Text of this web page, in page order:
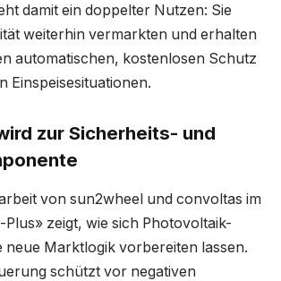
damit ein doppelter Nutzen: Sie
weiterhin vermarkten und erhalten
automatischen, kostenlosen Schutz
Einspeisesituationen.
zur Sicherheits- und
von sun2wheel und convoltas im
zeigt, wie sich Photovoltaik-
neue Marktlogik vorbereiten lassen.
schützt vor negativen